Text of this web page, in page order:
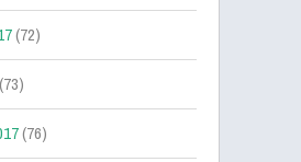
(72)
(73)
(76)